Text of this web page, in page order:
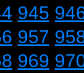
945
957
969